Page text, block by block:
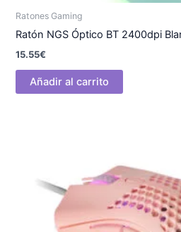
Ratones Gaming
Ratón NGS Óptico BT 2400dpi
15.55€
Añadir al carrito